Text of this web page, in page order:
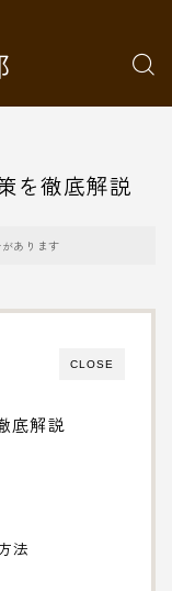
を徹底解説
あります
CLOSE
底解説
法